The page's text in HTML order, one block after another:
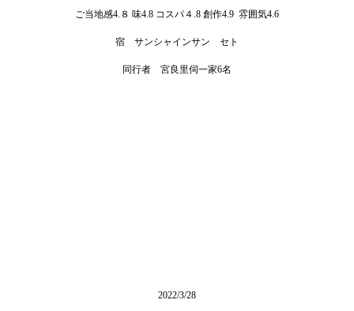
ご当地感4.８ 味4.8 コスパ４.8 創作4.9 雰囲気4.6
宿 サンシャインサン セト
同行者 宮良里伺一家6名
2022/3/28